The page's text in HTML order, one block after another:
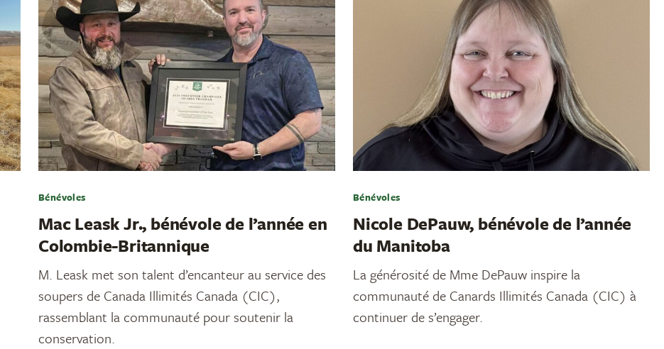
Bénévoles
Mac Leask Jr., bénévole de l’année en
Colombie-Britannique
M. Leask met son talent d’encanteur au service des
soupers de Canada Illimités Canada (CIC),
rassemblant la communauté pour soutenir la
conservation.
Bénévoles
Nicole DePauw, bénévole de l’année
du Manitoba
La générosité de Mme DePauw inspire la
communauté de Canards Illimités Canada (CIC) à
continuer de s’engager.